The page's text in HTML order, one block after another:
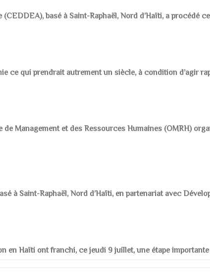
basé à Saint-Raphaël, Nord d’Haïti, a procédé
ce qui prendrait autrement un siècle, à condition d’agir
Management et des Ressources Humaines (OMRH)
à Saint-Raphaël, Nord d’Haïti, en partenariat avec
en Haïti ont franchi, ce jeudi 9 juillet, une étape